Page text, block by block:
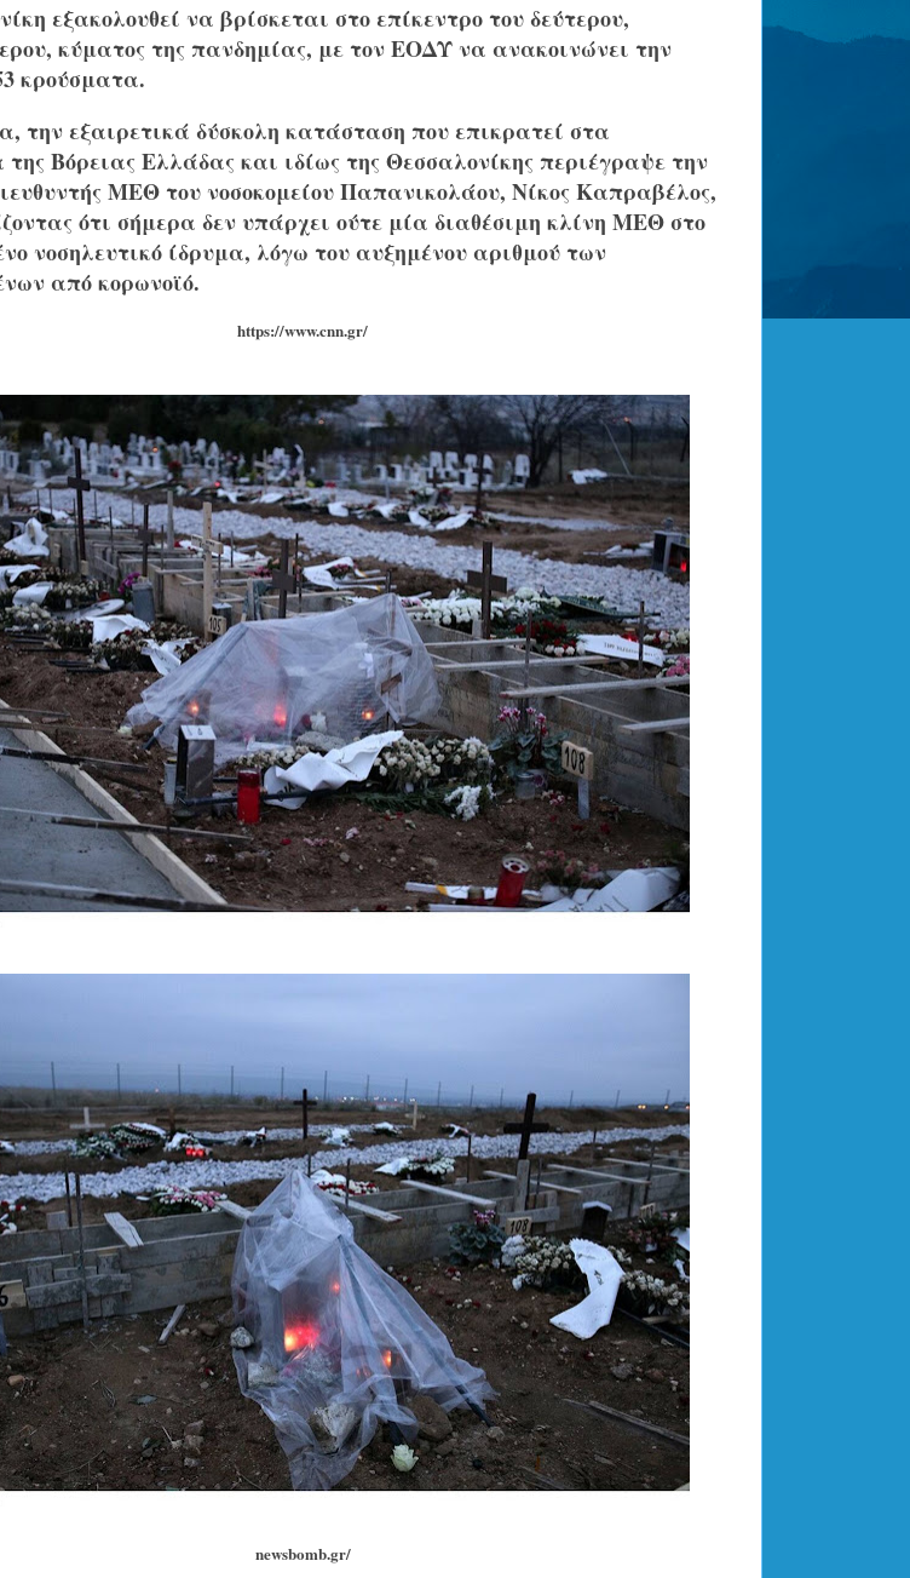
εξακολουθεί να βρίσκεται στο επίκεντρο του δεύτερου,
κύματος της πανδημίας, με τον ΕΟΔΥ να ανακοινώνει την
κρούσματα.
την εξαιρετικά δύσκολη κατάσταση που επικρατεί στα
της Βόρειας Ελλάδας και ιδίως της Θεσσαλονίκης περιέγραψε την
ΜΕΘ του νοσοκομείουΠαπανικολάου, Νίκος Καπραβέλος,
ότι σήμερα δεν υπάρχει ούτε μία διαθέσιμη κλίνη ΜΕΘ στο
νοσηλευτικό ίδρυμα, λόγω του αυξημένου αριθμού των
από κορωνοϊό.
https://www.cnn.gr/
newsbomb.gr/